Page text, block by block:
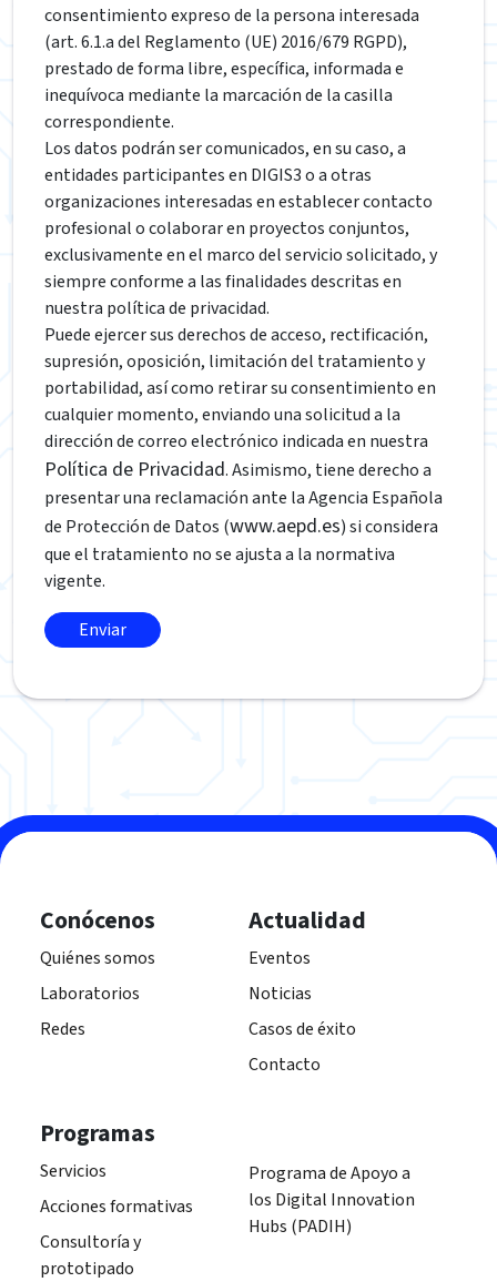
consentimiento expreso de la persona interesada
(art. 6.1.a del Reglamento (UE) 2016/679 RGPD),
prestado de forma libre, específica, informada e
inequívoca mediante la marcación de la casilla
correspondiente.
Los datos podrán ser comunicados, en su caso, a
entidades participantes en DIGIS3 o a otras
organizaciones interesadas en establecer contacto
profesional o colaborar en proyectos conjuntos,
exclusivamente en el marco del servicio solicitado, y
siempre conforme a las finalidades descritas en
nuestra política de privacidad.
Puede ejercer sus derechos de acceso, rectificación,
supresión, oposición, limitación del tratamiento y
portabilidad, así como retirar su consentimiento en
cualquier momento, enviando una solicitud a la
dirección de correo electrónico indicada en nuestra
Política de Privacidad. Asimismo, tiene derecho a
presentar una reclamación ante la Agencia Española
de Protección de Datos (www.aepd.es) si considera
que el tratamiento no se ajusta a la normativa
vigente.
Conócenos
Quiénes somos
Laboratorios
Redes
Actualidad
Eventos
Noticias
Casos de éxito
Contacto
Programas
Servicios
Acciones formativas
Consultoría y
prototipado
Programa de Apoyo a
los Digital Innovation
Hubs (PADIH)